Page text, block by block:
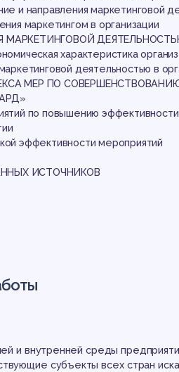
и направления маркетинговой
маркетингом в организации
МАРКЕТИНГОВОЙ
характеристика
деятельностью в
МЕР ПО
по повышению
эффективности мероприятий
ИСТОЧНИКОВ
и внутренней среды
субъекты всех стран